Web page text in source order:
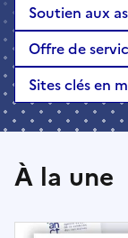
Soutien aux
Offre de
Sites clés en
À la une